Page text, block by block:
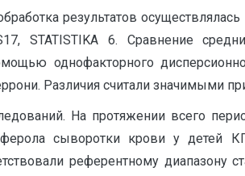
результатов
STATISTIKA 6. Сравнение
однофакторного
Различия считали значимыми
На протяжении всего
сыворотки крови у детей
референтному диапазону